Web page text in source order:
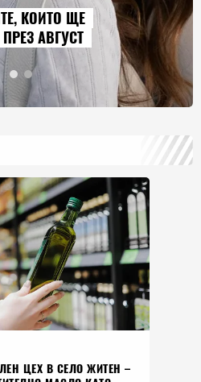
СТАВА НАЙ-
МОДЕЛ В
НА МАРКАТА
ЦЕХ В СЕЛО ЖИТЕН –